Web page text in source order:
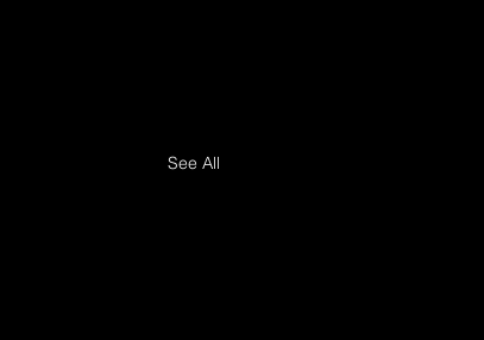
See All